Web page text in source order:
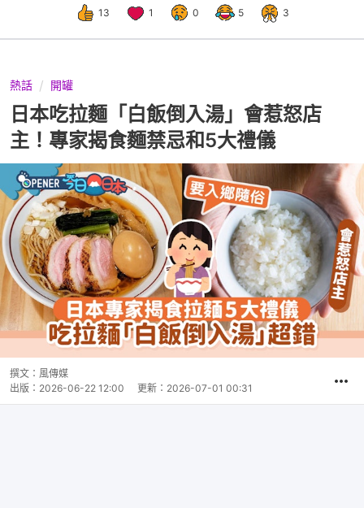
13 1 0 5 3
熱話 開罐
日本吃拉麵「白飯倒入湯」會惹怒店
主！專家揭食麵禁忌和5大禮儀
撰文： 風傳媒
出版： 2026-06-22 12:00 更新： 2026-07-01 00:31